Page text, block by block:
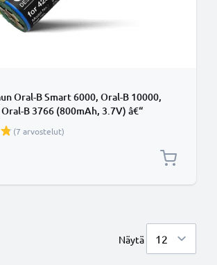
Oral-B Smart 6000, Oral-B 10000,
B 3766 (800mAh, 3.7V) â€“
(7 arvostelut)
Näytä